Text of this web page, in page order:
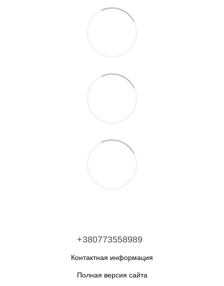
+380773558989
Контактная информация
Полная версия сайта